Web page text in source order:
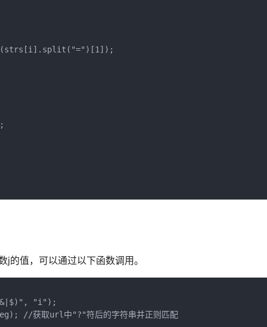
值，可以通过以下函数调用。
"i");
//获取url中"?"符后的字符串并正则匹配